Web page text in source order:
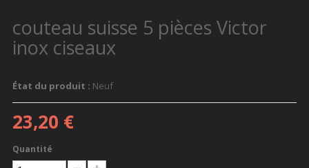
couteau suisse 5 pièces Victor
inox ciseaux
État du produit : Neuf
23,20 €
Quantité